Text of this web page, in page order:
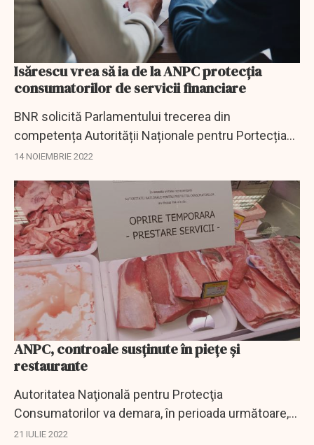
Isărescu vrea să ia de la ANPC protecția
consumatorilor de servicii financiare
BNR solicită Parlamentului trecerea din
competența Autorității Naționale pentru Portecția
Condumatorilor (ANPC) a unor atribuții în
14 NOIEMBRIE 2022
ANPC, controale susținute în piețe și
restaurante
Autoritatea Naţională pentru Protecţia
Consumatorilor va demara, în perioada următoare,
acţiuni de control pentru supravegherea pieţei
21 IULIE 2022